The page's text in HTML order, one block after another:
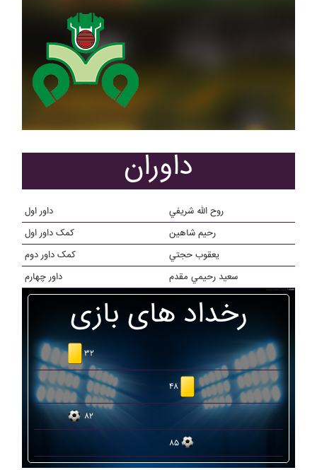
داوران
داور اول
روح الله شريفي
کمک داور اول
رحيم شاهين
کمک داور دوم
يعقوب حجتي
داور چهارم
سعيد رحيمي مقدم
رخداد های بازی
۳۲
۴۸
۸۲
۸۵